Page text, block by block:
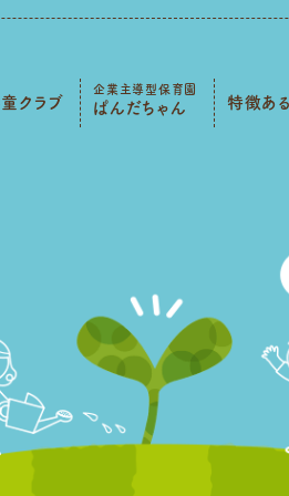
クラブ
企業主導型保育園
ぱんだちゃん 特徴あ